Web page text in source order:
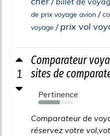
de prix voyage avion /
voyage / prix vol
1
Comparateur
sites de
Pertinence
61%
Comparateur de
réservez votre